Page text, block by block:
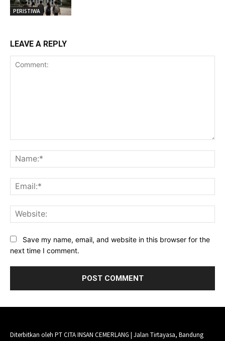
PERISTIWA
LEAVE A REPLY
Save my name, email, and website in this browser for the
next time I comment.
Diterbitkan oleh PT CITA INSAN CEMERLANG | Jalan Tirtayasa, Bandung